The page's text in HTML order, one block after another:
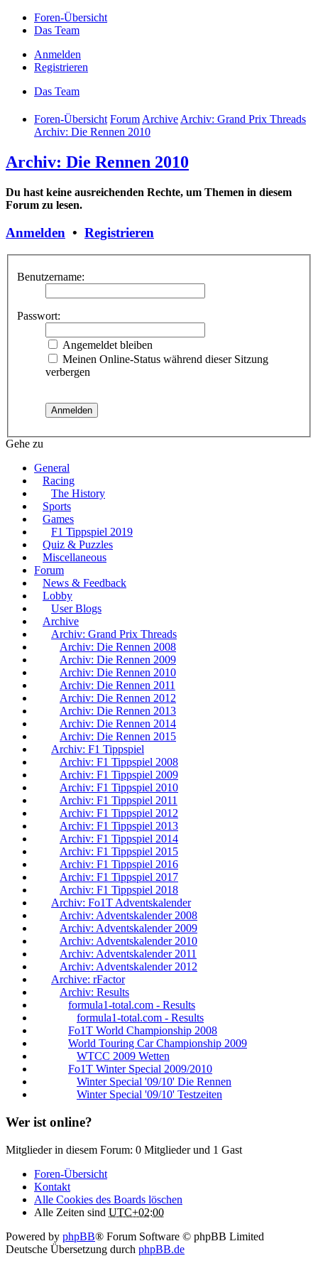
Foren-Übersicht
Das Team
Anmelden
Registrieren
Das Team
Foren-Übersicht ForumArchiveArchiv: Grand Prix Threads
Archiv: Die Rennen 2010
Archiv: Die Rennen 2010
Du hast keine ausreichenden Rechte, um Themen in diesem
Forum zu lesen.
Anmelden • Registrieren
Benutzername:
Passwort:
Angemeldet bleiben
Meinen Online-Status während dieser Sitzung
verbergen
Gehe zu
General
Racing
The History
Sports
Games
F1 Tippspiel 2019
Quiz & Puzzles
Miscellaneous
Forum
News & Feedback
Lobby
User Blogs
Archive
Archiv: Grand Prix Threads
Archiv: Die Rennen 2008
Archiv: Die Rennen 2009
Archiv: Die Rennen 2010
Archiv: Die Rennen 2011
Archiv: Die Rennen 2012
Archiv: Die Rennen 2013
Archiv: Die Rennen 2014
Archiv: Die Rennen 2015
Archiv: F1 Tippspiel
Archiv: F1 Tippspiel 2008
Archiv: F1 Tippspiel 2009
Archiv: F1 Tippspiel 2010
Archiv: F1 Tippspiel 2011
Archiv: F1 Tippspiel 2012
Archiv: F1 Tippspiel 2013
Archiv: F1 Tippspiel 2014
Archiv: F1 Tippspiel 2015
Archiv: F1 Tippspiel 2016
Archiv: F1 Tippspiel 2017
Archiv: F1 Tippspiel 2018
Archiv: Fo1T Adventskalender
Archiv: Adventskalender 2008
Archiv: Adventskalender 2009
Archiv: Adventskalender 2010
Archiv: Adventskalender 2011
Archiv: Adventskalender 2012
Archive: rFactor
Archiv: Results
formula1-total.com - Results
formula1-total.com - Results
Fo1T World Championship 2008
World Touring Car Championship 2009
WTCC 2009 Wetten
Fo1T Winter Special 2009/2010
Winter Special '09/10' Die Rennen
Winter Special '09/10' Testzeiten
Wer ist online?
Mitglieder in diesem Forum: 0 Mitglieder und 1 Gast
Foren-Übersicht
Kontakt
Alle Cookies des Boards löschen
Alle Zeiten sind UTC+02:00
Powered by phpBB® Forum Software © phpBB Limited
Deutsche Übersetzung durch phpBB.de